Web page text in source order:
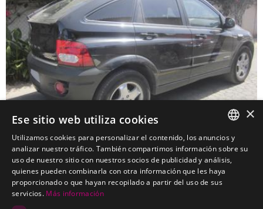
SSANGYONG Actyon Todo Terreno
Kits electricos económicos para SSANGYONG Actyon Todo
SPANISH
PORTUGUESE
×
Ese sitio web utiliza cookies
Utilizamos cookies para personalizar el contenido, los anuncios y
analizar nuestro tráfico. También compartimos información sobre su
uso de nuestro sitio con nuestros socios de publicidad y análisis,
quienes pueden combinarla con otra información que les haya
proporcionado o que hayan recopilado a partir del uso de sus
servicios. Más información